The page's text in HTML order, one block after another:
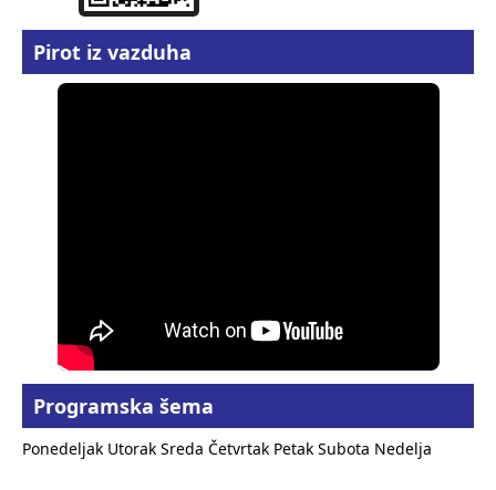
Pirot iz vazduha
Programska šema
Ponedeljak Utorak Sreda Četvrtak Petak Subota Nedelja